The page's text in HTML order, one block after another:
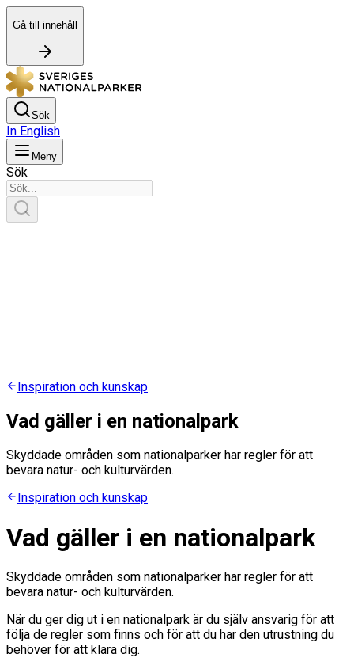
Gå till innehåll
Sök
In English
Meny
Sök
Inspiration och kunskap
Vad gäller i en nationalpark
Skyddade områden som nationalparker har regler för att
bevara natur- och kulturvärden.
Inspiration och kunskap
Vad gäller i en nationalpark
Skyddade områden som nationalparker har regler för att
bevara natur- och kulturvärden.
När du ger dig ut i en nationalpark är du själv ansvarig för att
följa de regler som finns och för att du har den utrustning du
behöver för att klara dig.